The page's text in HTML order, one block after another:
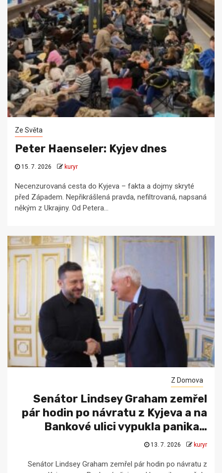
Ze Světa
Peter Haenseler: Kyjev dnes
15. 7. 2026 kuryr
Necenzurovaná cesta do Kyjeva – fakta a dojmy skryté
před Západem. Nepřikrášlená pravda, nefiltrovaná, napsaná
někým z Ukrajiny. Od Petera...
Z Domova
Senátor Lindsey Graham zemřel
pár hodin po návratu z Kyjeva a na
Bankové ulici vypukla panika…
13. 7. 2026 kuryr
Senátor Lindsey Graham zemřel pár hodin po návratu z